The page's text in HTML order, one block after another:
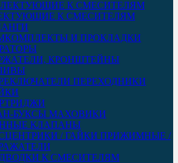
К СМЕСИТЕЛЯМ
И ПРОКЛАДКИ
КРОНШТЕЙНЫ
ПЕРЕХОДНИКИ
БУКСЫ МАХОВИКИ
КЛАПАНЫ
/ ГАЙКИ ПРИЖИМНЫЕ /
К СМЕСИТЕЛЯМ